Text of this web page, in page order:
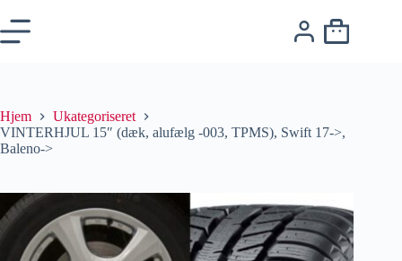
Hjem
Ukategoriseret
VINTERHJUL 15″ (dæk, alufælg -003, TPMS), Swift 17->,
Baleno->